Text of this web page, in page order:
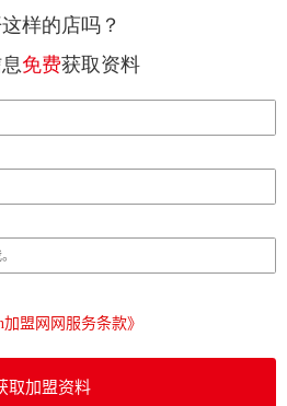
样的店吗？
免费获取资料
加盟网网服务条款》
取加盟资料